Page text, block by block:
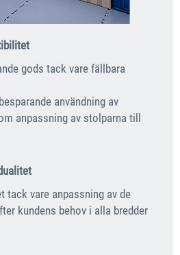
gods tack vare fällbara
användning av
anpassning av stolparna till
tack vare anpassning av de
kundens behov i alla bredder